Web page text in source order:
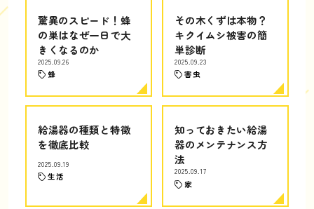
驚異のスピード！蜂
の巣はなぜ一日で大
きくなるのか
2025.09.26
蜂
その木くずは本物？
キクイムシ被害の簡
単診断
2025.09.23
害虫
給湯器の種類と特徴
を徹底比較
2025.09.19
生活
知っておきたい給湯
器のメンテナンス方
法
2025.09.17
家